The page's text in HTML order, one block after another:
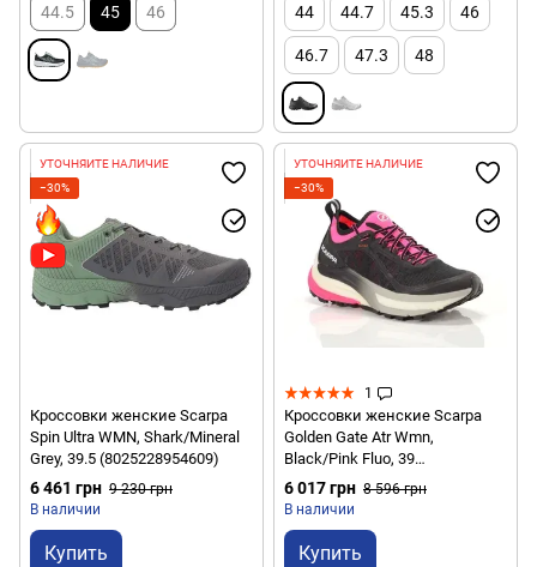
44.5 45 46 44 44.7 45.3 46
46.7 47.3 48
УТОЧНЯЙТЕ НАЛИЧИЕ
−30%
Кроссовки женские Scarpa
Spin Ultra WMN, Shark/Mineral
Grey, 39.5 (8025228954609)
6 461 грн 9 230 грн
В наличии
Купить
УТОЧНЯЙТЕ НАЛИЧИЕ
−30%
1
Кроссовки женские Scarpa
Golden Gate Atr Wmn,
Black/Pink Fluo, 39
(8057963138839)
6 017 грн 8 596 грн
В наличии
Купить